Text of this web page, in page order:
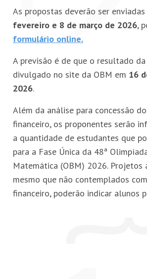
As propostas deverão ser
fevereiro e 8 de março de 2026,
formulário online.
A previsão é de que o resultado
divulgado no site da OBM em 16
2026.
Além da análise para concessão
financeiro, os proponentes serão
a quantidade de estudantes que
para a Fase Única da 48ª
Matemática (OBM) 2026. Projetos
mesmo que não contemplados
financeiro, poderão indicar alunos